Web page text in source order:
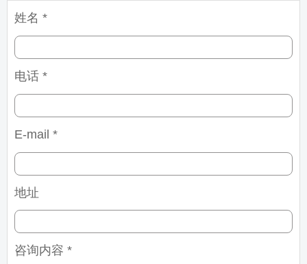
姓名 *
电话 *
E-mail *
地址
咨询内容 *